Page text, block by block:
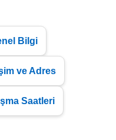
Bilgi
ve Adres
Saatleri